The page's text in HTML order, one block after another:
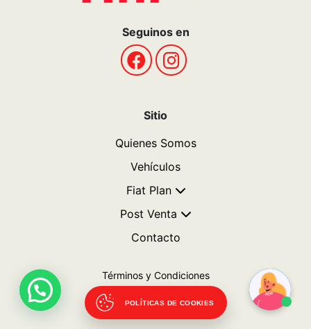
Seguinos en
Sitio
Quienes Somos
Vehículos
Fiat Plan
Post Venta
Contacto
Términos y Condiciones
Politicas de privacidad
POLÍTICAS DE COOKIES